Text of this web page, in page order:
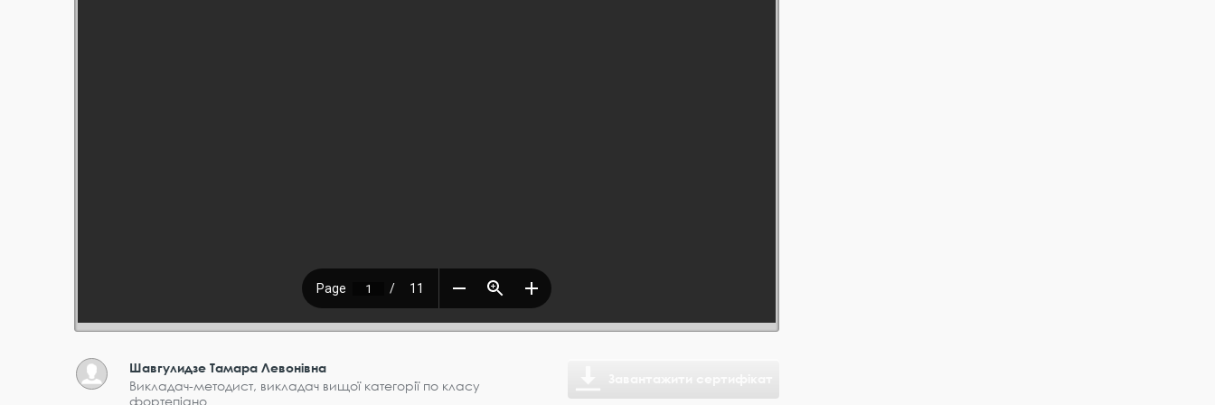
Шавгулидзе Тамара Левонівна
Викладач-методист, викладач вищої категорії по класу
фортепіано